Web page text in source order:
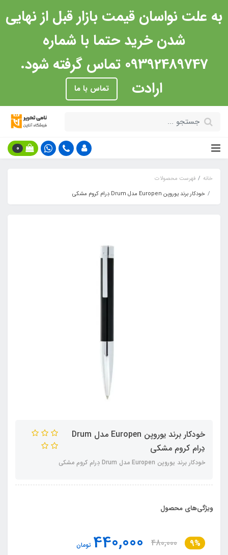
به علت نواسان قیمت بازار قبل از نهایی
شدن خرید حتما با شماره
09392489747 تماس گرفته شود.
ارادت
تماس با ما
0
خانه
فهرست محصولات
خودکار برند یوروپن Europen مدل Drum دِرام کروم مشکی
خودکار برند یوروپن Europen مدل Drum
دِرام کروم مشکی
خودکار برند یوروپن Europen مدل Drum دِرام کروم مشکی
ویژگی‌های محصول
9%
480,000
440,000 تومان